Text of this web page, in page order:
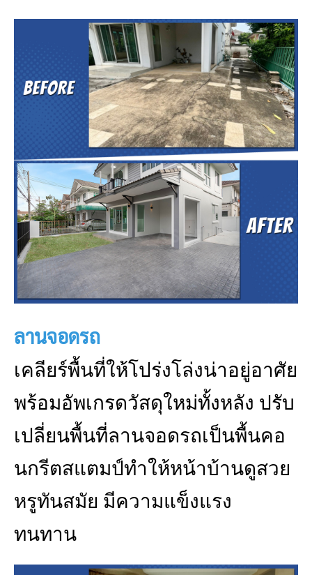
ลานจอดรถ
เคลียร์พื้นที่ให้โปร่งโล่งน่าอยู่อาศัย
พร้อมอัพเกรดวัสดุใหม่ทั้งหลัง ปรับ
เปลี่ยนพื้นที่ลานจอดรถเป็นพื้นคอ
นกรีตสแตมป์ทำให้หน้าบ้านดูสวย
หรูทันสมัย มีความแข็งแรง
ทนทาน